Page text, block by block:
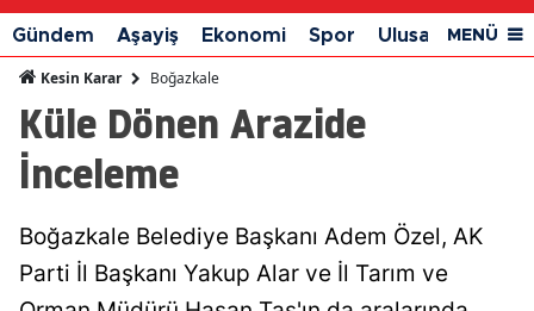
Afyonkarahisar
Ağrı
Amasya
Aydın
Gündem Aşayiş Ekonomi Spor Ulusal Siyaset
MENÜ
Kesin Karar Boğazkale
Küle Dönen Arazide
İnceleme
Boğazkale Belediye Başkanı Adem Özel, AK
Parti İl Başkanı Yakup Alar ve İl Tarım ve